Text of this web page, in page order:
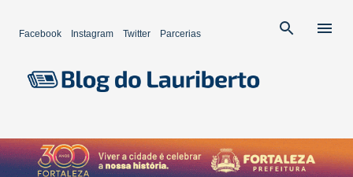
Facebook Instagram Twitter Parcerias